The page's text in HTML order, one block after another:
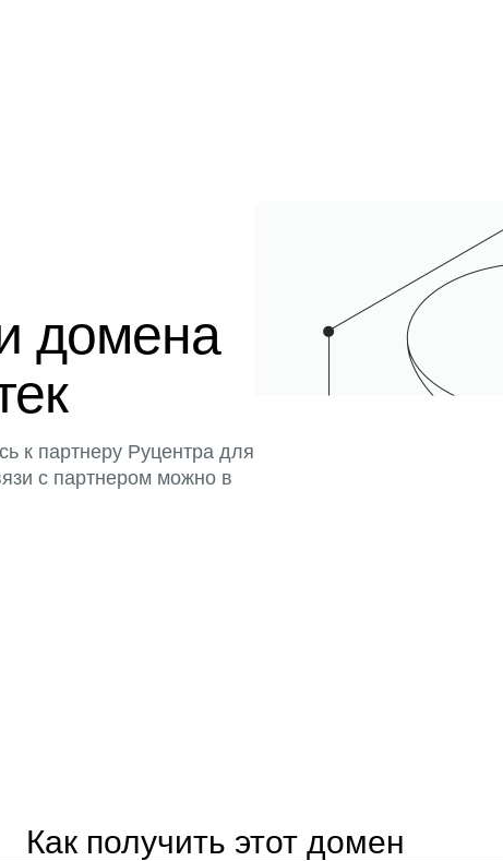
домена
к партнеру Руцентра для
с партнером можно в
Как получить этот домен